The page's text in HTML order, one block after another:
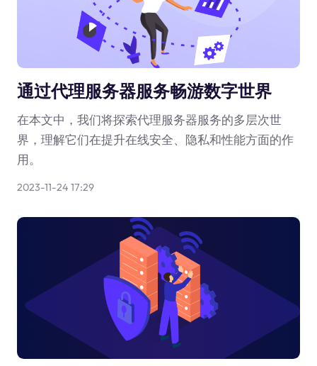
通过代理服务器服务畅游数字世界
在本文中，我们将探索代理服务器服务的多层次世
界，理解它们在提升在线安全、隐私和性能方面的作
用。
2023-11-24 17:29